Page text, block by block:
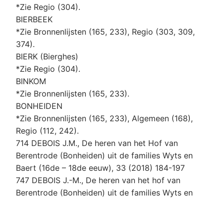
*Zie Regio (304).
BIERBEEK
*Zie Bronnenlijsten (165, 233), Regio (303, 309,
374).
BIERK (Bierghes)
*Zie Regio (304).
BINKOM
*Zie Bronnenlijsten (165, 233).
BONHEIDEN
*Zie Bronnenlijsten (165, 233), Algemeen (168),
Regio (112, 242).
714 DEBOIS J.M., De heren van het Hof van
Berentrode (Bonheiden) uit de families Wyts en
Baert (16de – 18de eeuw), 33 (2018) 184-197
747 DEBOIS J.-M., De heren van het hof van
Berentrode (Bonheiden) uit de families Wyts en